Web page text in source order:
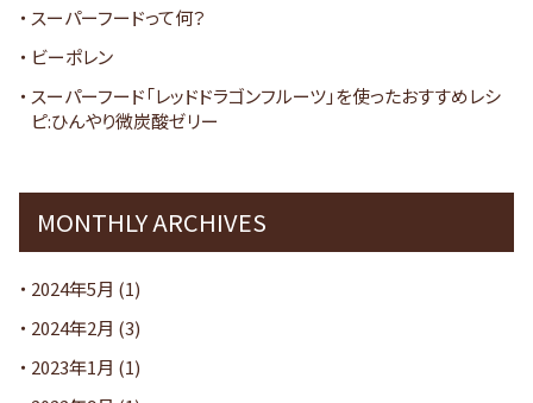
スーパーフードって何？
ビーポレン
スーパーフード「レッドドラゴンフルーツ」を使ったおすすめレシ
ピ:ひんやり微炭酸ゼリー
MONTHLY ARCHIVES
2024年5月 (1)
2024年2月 (3)
2023年1月 (1)